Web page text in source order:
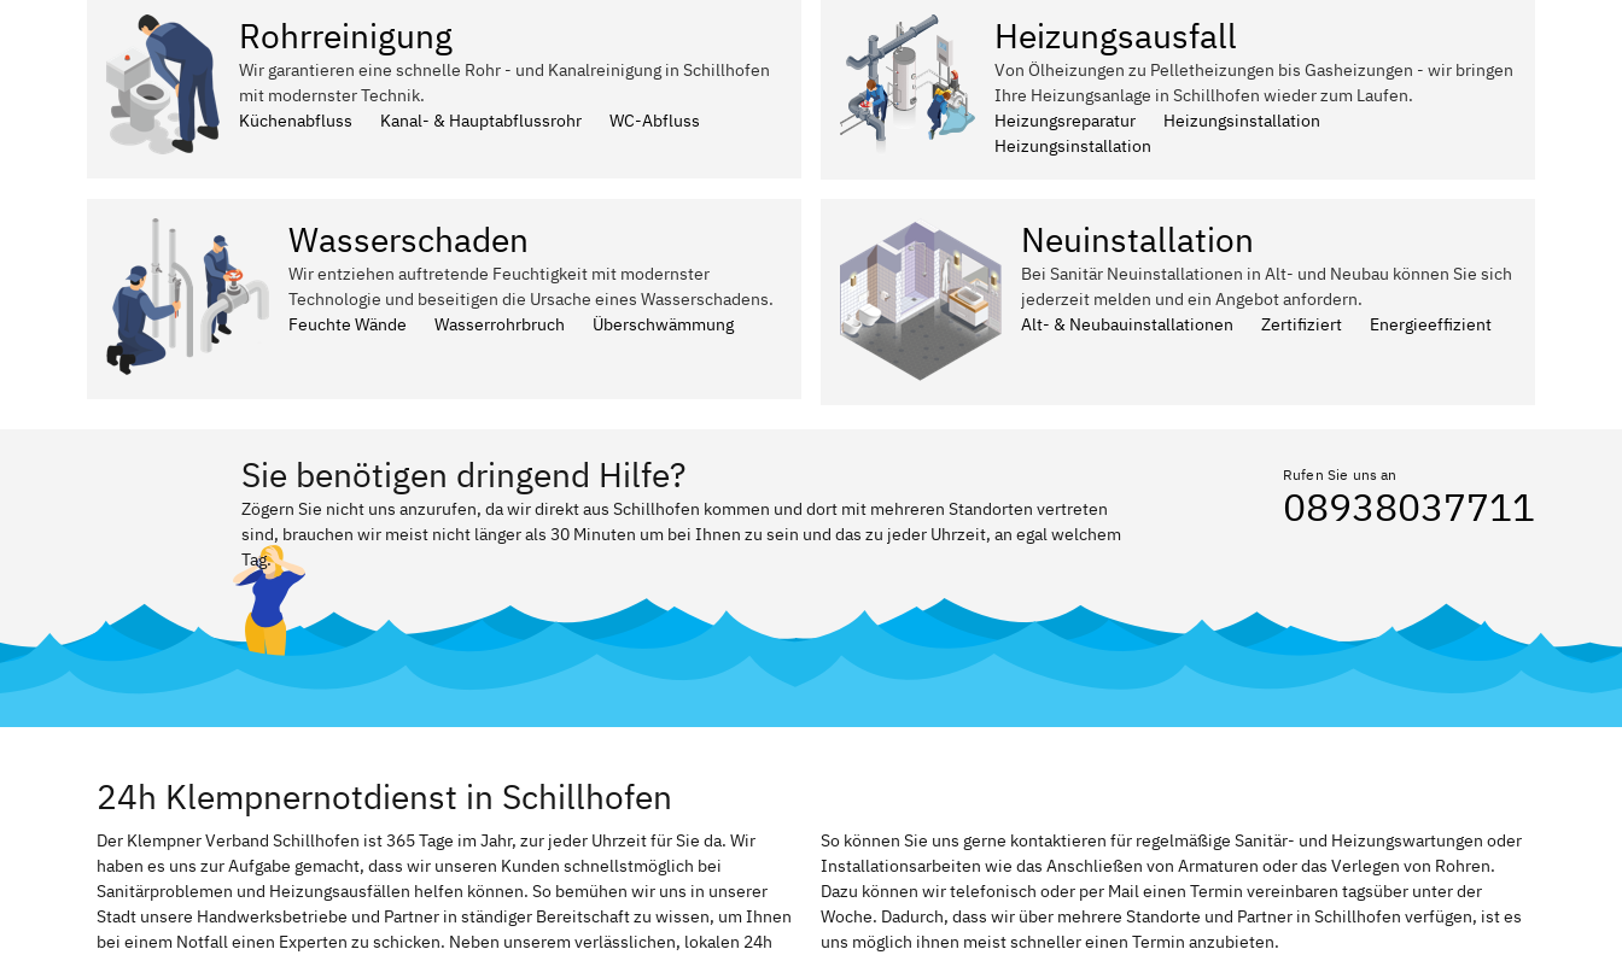
Rohrreinigung
Wir garantieren eine schnelle Rohr - und Kanalreinigung in Schillhofen
mit modernster Technik.
Küchenabfluss
Kanal- & Hauptabflussrohr WC-Abfluss
Heizungsausfall
Von Ölheizungen zu Pelletheizungen bis Gasheizungen - wir bringen
Ihre Heizungsanlage in Schillhofen wieder zum Laufen.
Heizungsreparatur
Heizungsinstallation
Heizungsinstallation
Wasserschaden
Wir entziehen auftretende Feuchtigkeit mit modernster
Technologie und beseitigen die Ursache eines Wasserschadens.
Feuchte Wände
Wasserrohrbruch Überschwämmung
Neuinstallation
Bei Sanitär Neuinstallationen in Alt- und Neubau können Sie sich
jederzeit melden und ein Angebot anfordern.
Alt- & Neubauinstallationen
Zertifiziert Energieeffizient
Sie benötigen dringend Hilfe?
Zögern Sie nicht uns anzurufen, da wir direkt aus Schillhofen kommen und dort mit mehreren Standorten vertreten
sind, brauchen wir meist nicht länger als 30 Minuten um bei Ihnen zu sein und das zu jeder Uhrzeit, an egal welchem
Tag.
Rufen Sie uns an
08938037711
24h Klempnernotdienst in Schillhofen
Der Klempner Verband Schillhofen ist 365 Tage im Jahr, zur jeder Uhrzeit für Sie da. Wir
haben es uns zur Aufgabe gemacht, dass wir unseren Kunden schnellstmöglich bei
Sanitärproblemen und Heizungsausfällen helfen können. So bemühen wir uns in unserer
Stadt unsere Handwerksbetriebe und Partner in ständiger Bereitschaft zu wissen, um Ihnen
bei einem Notfall einen Experten zu schicken. Neben unserem verlässlichen, lokalen 24h
So können Sie uns gerne kontaktieren für regelmäßige Sanitär- und Heizungswartungen oder
Installationsarbeiten wie das Anschließen von Armaturen oder das Verlegen von Rohren.
Dazu können wir telefonisch oder per Mail einen Termin vereinbaren tagsüber unter der
Woche. Dadurch, dass wir über mehrere Standorte und Partner in Schillhofen verfügen, ist es
uns möglich ihnen meist schneller einen Termin anzubieten.